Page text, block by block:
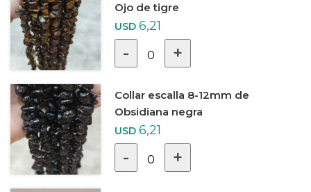
Ojo de tigre
USD 6,21
- 0 +
Collar escalla 8-12mm de
Obsidiana negra
USD 6,21
- 0 +